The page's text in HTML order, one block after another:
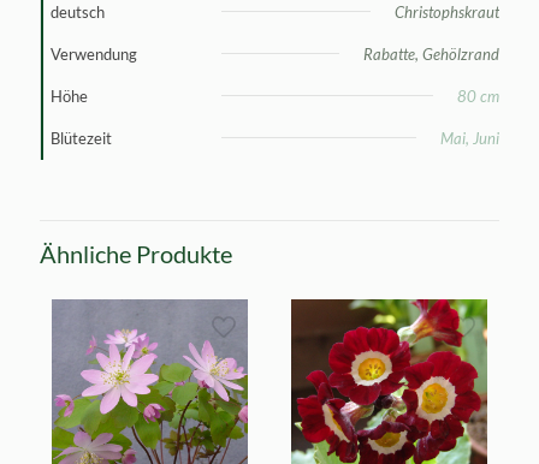
deutsch Christophskraut
Verwendung Rabatte, Gehölzrand
Höhe 80 cm
Blütezeit Mai, Juni
Ähnliche Produkte